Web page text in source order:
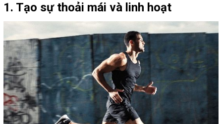
1. Tạo sự thoải mái và linh hoạt